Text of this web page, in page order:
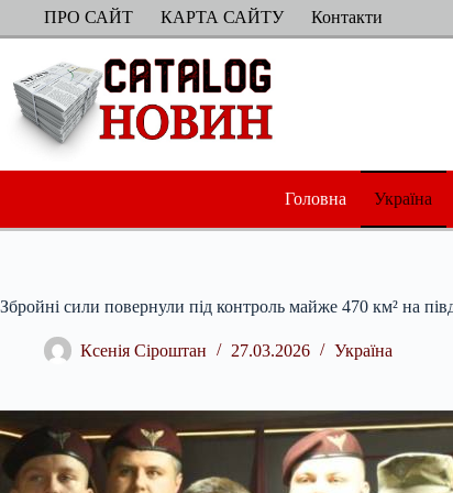
ПерейтиПРО САЙТ КАРТА САЙТУ Контакти
Головна Україна
Збройні сили повернули під контроль майже 470 км² на
Ксенія Сіроштан 27.03.2026 Україна